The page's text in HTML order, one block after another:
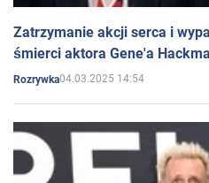
Zatrzymanie akcji serca i
śmierci aktora Gene'a
Rozrywka04.03.2025 14:54